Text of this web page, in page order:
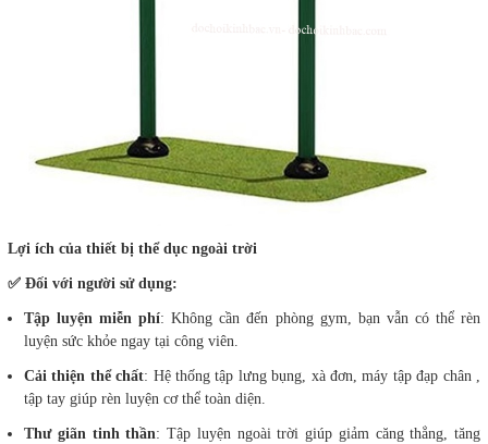
Lợi ích của thiết bị thể dục ngoài trời
✅ Đối với người sử dụng:
Tập luyện miễn phí: Không cần đến phòng gym, bạn vẫn có thể rèn
luyện sức khỏe ngay tại công viên.
Cải thiện thể chất: Hệ thống tập lưng bụng, xà đơn, máy tập đạp chân ,
tập tay giúp rèn luyện cơ thể toàn diện.
Thư giãn tinh thần: Tập luyện ngoài trời giúp giảm căng thẳng, tăng